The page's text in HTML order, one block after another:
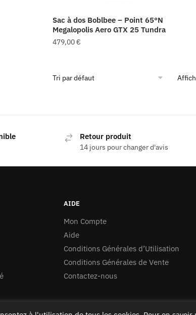
Sac à dos Boblbee – Point 65°N
Megalopolis Aero GTX 25 Tundra
479,00€
Retour produit
14 jours pour changer d'avis
AIDE
Mon Compte
Aide
Conditions Générales d’Utilisation
Conditions Générales de Vente
Contactez-nous